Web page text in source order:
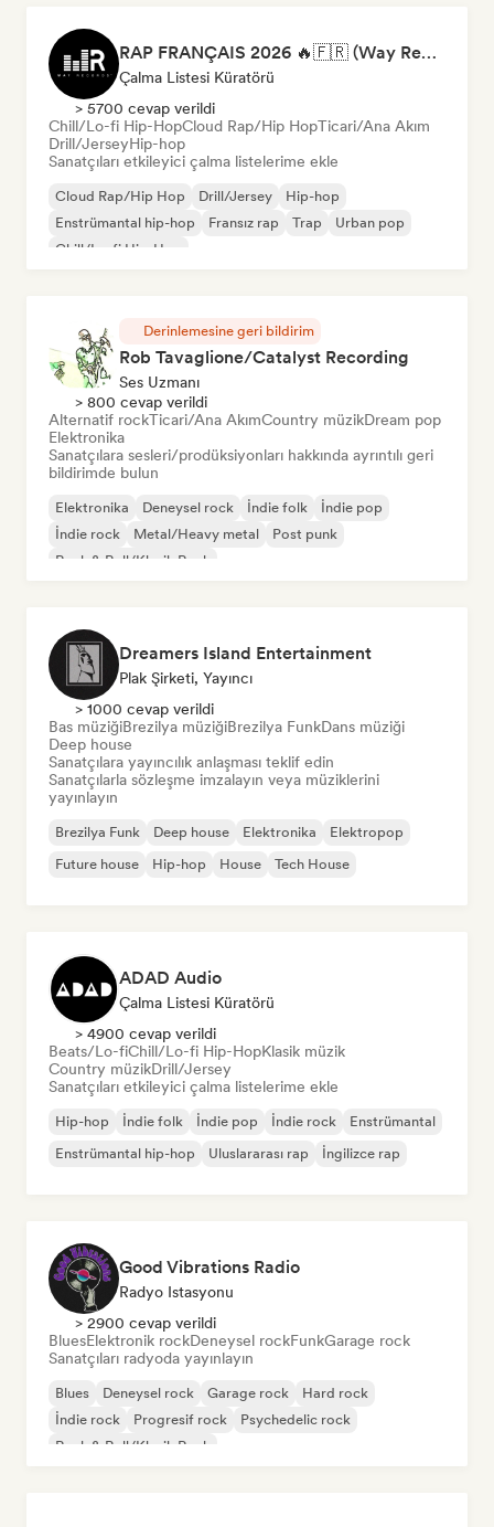
RAP FRANÇAIS 2026 🔥🇫🇷 (Way Records)
Çalma Listesi Küratörü
> 5700 cevap verildi
Chill/Lo-fi Hip-HopCloud Rap/Hip HopTicari/Ana Akım
Drill/JerseyHip-hop
Sanatçıları etkileyici çalma listelerime ekle
Cloud Rap/Hip Hop Drill/Jersey
Hip-hop
Enstrümantal hip-hop
Fransız rap Trap
Urban pop
Chill/Lo-fi Hip-Hop
Derinlemesine geri bildirim
Rob Tavaglione/Catalyst Recording
Ses Uzmanı
> 800 cevap verildi
Alternatif rockTicari/Ana AkımCountry müzikDream pop
Elektronika
Sanatçılara sesleri/prodüksiyonları hakkında ayrıntılı geri
bildirimde bulun
Elektronika Deneysel rock İndie folk
İndie pop
İndie rock
Metal/Heavy metal
Post punk
Rock & Roll/Klasik Rock
Dreamers Island Entertainment
Plak Şirketi, Yayıncı
> 1000 cevap verildi
Bas müziğiBrezilya müziğiBrezilya FunkDans müziği
Deep house
Sanatçılara yayıncılık anlaşması teklif edin
Sanatçılarla sözleşme imzalayın veya müziklerini
yayınlayın
Brezilya Funk Deep house Elektronika
Elektropop
Future house
Hip-hop House Tech House
ADAD Audio
Çalma Listesi Küratörü
> 4900 cevap verildi
Beats/Lo-fiChill/Lo-fi Hip-HopKlasik müzik
Country müzikDrill/Jersey
Sanatçıları etkileyici çalma listelerime ekle
Hip-hop İndie folk İndie pop İndie rock
Enstrümantal
Enstrümantal hip-hop
Uluslararası rap İngilizce rap
Good Vibrations Radio
Radyo Istasyonu
> 2900 cevap verildi
BluesElektronik rockDeneysel rockFunkGarage rock
Sanatçıları radyoda yayınlayın
Blues Deneysel rock Garage rock
Hard rock
İndie rock
Progresif rock
Psychedelic rock
Rock & Roll/Klasik Rock